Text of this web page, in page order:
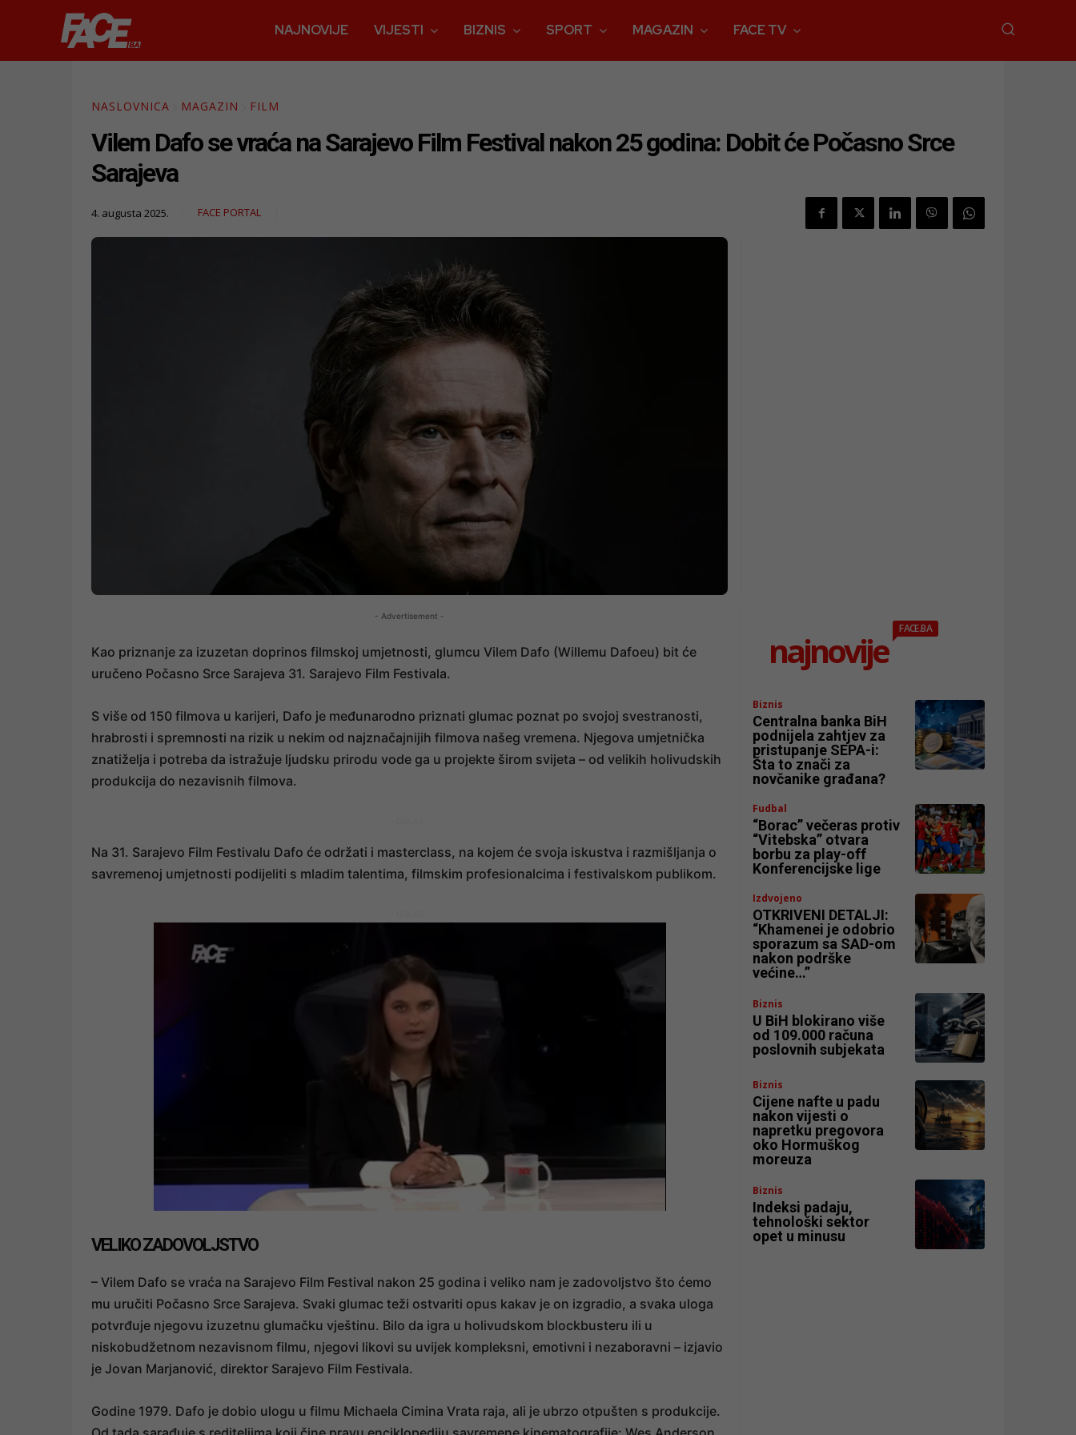
NAJNOVIJE VIJESTI BIZNIS SPORT MAGAZIN FACE TV
NASLOVNICA MAGAZIN FILM
Vilem Dafo se vraća na Sarajevo Film Festival nakon 25 godina: Dobit će Počasno Srce
Sarajeva
4. augusta 2025. FACE PORTAL
- Advertisement -
Kao priznanje za izuzetan doprinos filmskoj umjetnosti, glumcu Vilem Dafo (Willemu Dafoeu) bit će
uručeno Počasno Srce Sarajeva 31. Sarajevo Film Festivala.
S više od 150 filmova u karijeri, Dafo je međunarodno priznati glumac poznat po svojoj svestranosti,
hrabrosti i spremnosti na rizik u nekim od najznačajnijih filmova našeg vremena. Njegova umjetnička
znatiželja i potreba da istražuje ljudsku prirodu vode ga u projekte širom svijeta – od velikih holivudskih
produkcija do nezavisnih filmova.
Na 31. Sarajevo Film Festivalu Dafo će održati i masterclass, na kojem će svoja iskustva i razmišljanja o
savremenoj umjetnosti podijeliti s mladim talentima, filmskim profesionalcima i festivalskom publikom.
VELIKO ZADOVOLJSTVO
– Vilem Dafo se vraća na Sarajevo Film Festival nakon 25 godina i veliko nam je zadovoljstvo što ćemo
mu uručiti Počasno Srce Sarajeva. Svaki glumac teži ostvariti opus kakav je on izgradio, a svaka uloga
potvrđuje njegovu izuzetnu glumačku vještinu. Bilo da igra u holivudskom blockbusteru ili u
niskobudžetnom nezavisnom filmu, njegovi likovi su uvijek kompleksni, emotivni i nezaboravni – izjavio
je Jovan Marjanović, direktor Sarajevo Film Festivala.
Godine 1979. Dafo je dobio ulogu u filmu Michaela Cimina Vrata raja, ali je ubrzo otpušten s produkcije.
najnovije
FACE.BA
Biznis
Centralna banka BiH
podnijela zahtjev za
pristupanje SEPA-i:
Šta to znači za
novčanike građana?
Fudbal
“Borac” večeras protiv
“Vitebska” otvara
borbu za play-off
Konferencijske lige
Izdvojeno
OTKRIVENI DETALJI:
“Khamenei je odobrio
sporazum sa SAD-om
nakon podrške
većine…”
Biznis
U BiH blokirano više
od 109.000 računa
poslovnih subjekata
Biznis
Cijene nafte u padu
nakon vijesti o
napretku pregovora
oko Hormuškog
moreuza
Biznis
Indeksi padaju,
tehnološki sektor
opet u minusu